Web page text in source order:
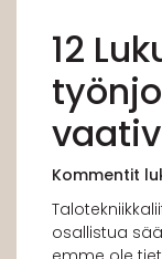
12
Kommentit
osallistua